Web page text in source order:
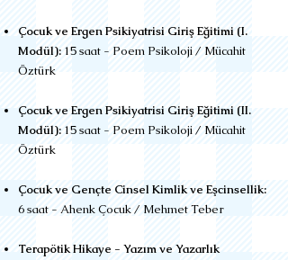
Çocuk ve Ergen Psikiyatrisi Giriş Eğitimi (I.
Modül): 15 saat - Poem Psikoloji / Mücahit
Öztürk
Çocuk ve Ergen Psikiyatrisi Giriş Eğitimi (II.
Modül): 15 saat - Poem Psikoloji / Mücahit
Öztürk
Çocuk ve Gençte Cinsel Kimlik ve Eşcinsellik:
6 saat - Ahenk Çocuk/ Mehmet Teber
Terapötik Hikaye - Yazım ve Yazarlık